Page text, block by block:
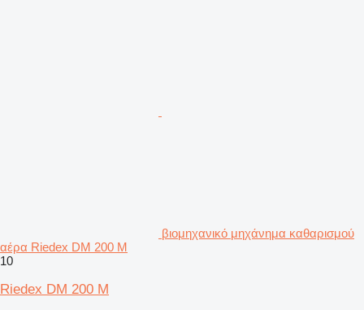
βιομηχανικό μηχάνημα καθαρισμού
αέρα Riedex DM 200 M
10
Riedex DM 200 M